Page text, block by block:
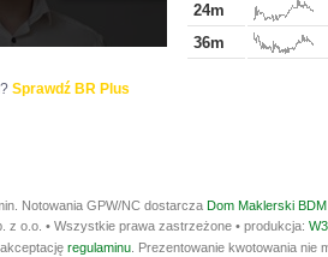
24m
36m
Sprawdź BR Plus
Notowania GPW/NC dostarcza Dom Maklerski
z o.o. • Wszystkie prawa zastrzeżone • produkcja:
regulaminu . Prezentowanie kwotowania